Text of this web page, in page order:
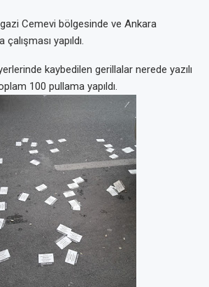
Cemevi bölgesinde ve Ankara
yapıldı.
kaybedilen gerillalar nerede yazılı
100 pullama yapıldı.